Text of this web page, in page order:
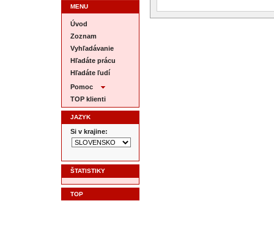
MENU
Úvod
Zoznam
Vyhľadávanie
Hľadáte prácu
Hľadáte ľudí
Pomoc
TOP klienti
JAZYK
Si v krajine:
ŠTATISTIKY
TOP